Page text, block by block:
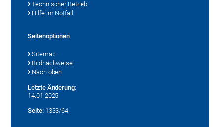
Technischer Betrieb
Hilfe im Notfall
Seitenoptionen
Sitemap
Bildnachweise
Nach oben
Letzte Änderung:
14.01.2025
Seite: 1333/64